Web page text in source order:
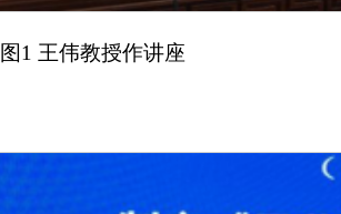
图1 王伟教授作讲座